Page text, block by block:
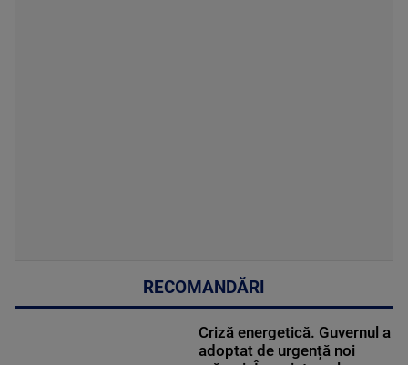
RECOMANDĂRI
Criză energetică. Guvernul a
adoptat de urgență noi